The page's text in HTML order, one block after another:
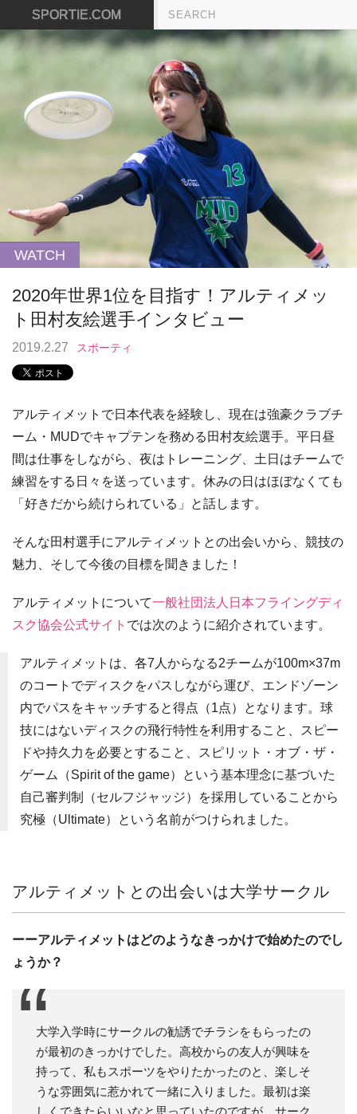
SPORTIE.COM
WATCH
2020年世界1位を目指す！アルティメッ
ト田村友絵選手インタビュー
2019.2.27 スポーティ
アルティメットで日本代表を経験し、現在は強豪クラブチ
ーム・MUDでキャプテンを務める田村友絵選手。平日昼
間は仕事をしながら、夜はトレーニング、土日はチームで
練習をする日々を送っています。休みの日はほぼなくても
「好きだから続けられている」と話します。
そんな田村選手にアルティメットとの出会いから、競技の
魅力、そして今後の目標を聞きました！
アルティメットについて一般社団法人日本フライングディ
スク協会公式サイト では次のように紹介されています。
アルティメットは、各7人からなる2チームが100m×37m
のコートでディスクをパスしながら運び、エンドゾーン
内でパスをキャッチすると得点（1点）となります。球
技にはないディスクの飛行特性を利用すること、スピー
ドや持久力を必要とすること、スピリット・オブ・ザ・
ゲーム（Spirit of the game）という基本理念に基づいた
自己審判制（セルフジャッジ）を採用していることから
究極（Ultimate）という名前がつけられました。
アルティメットとの出会いは大学サークル
ーーアルティメットはどのようなきっかけで始めたのでし
ょうか？
大学入学時にサークルの勧誘でチラシをもらったの
が最初のきっかけでした。高校からの友人が興味を
持って、私もスポーツをやりたかったのと、楽しそ
うな雰囲気に惹かれて一緒に入りました。最初は楽
しくできたらいいなと思っていたのですが、サーク